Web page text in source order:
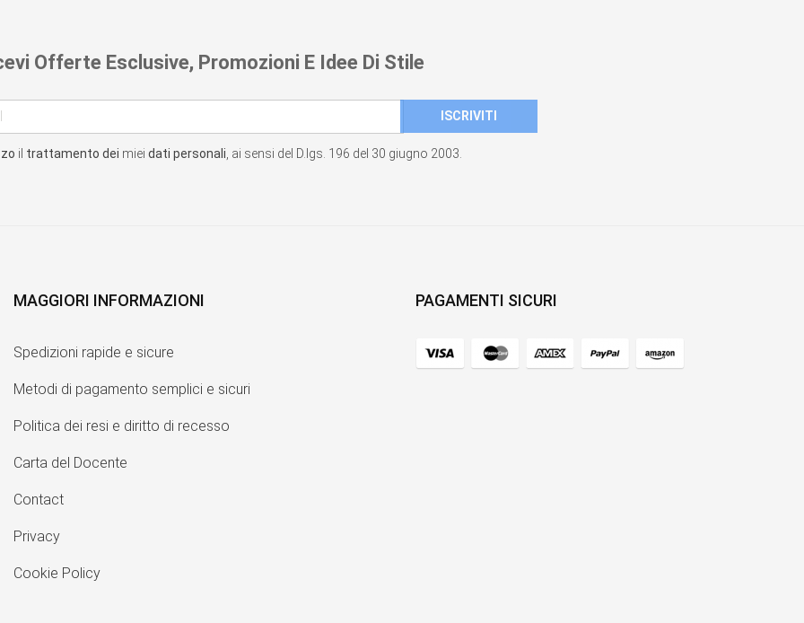
Offerte Esclusive, Promozioni E Idee Di Stile
il trattamento dei miei dati personali , ai sensi del D.lgs. 196 del 30 giugno 2003.
MAGGIORI INFORMAZIONI
Spedizioni rapide e sicure
Metodi di pagamento semplici e sicuri
Politica dei resi e diritto di recesso
Carta del Docente
Contact
Privacy
Cookie Policy
PAGAMENTI SICURI